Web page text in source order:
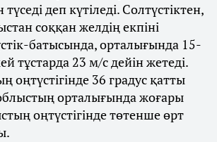
деп күтіледі. Солтүстіктен,
соққан желдің екпіні
батысында, орталығында 15-
тұстарда 23 м/с дейін жетеді.
оңтүстігінде 36 градус қатты
орталығында жоғары
оңтүстігінде төтенше өрт